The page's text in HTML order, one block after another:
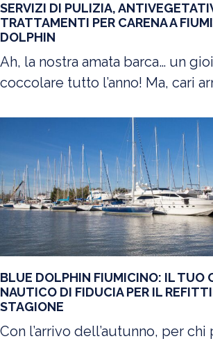
SERVIZI DI PULIZIA,
TRATTAMENTI PER CARENA A
DOLPHIN
Ah, la nostra amata barca… un
coccolare tutto l’anno! Ma, cari
BLUE DOLPHIN FIUMICINO: IL TUO
NAUTICO DI FIDUCIA PER IL
STAGIONE
Con l’arrivo dell’autunno, per